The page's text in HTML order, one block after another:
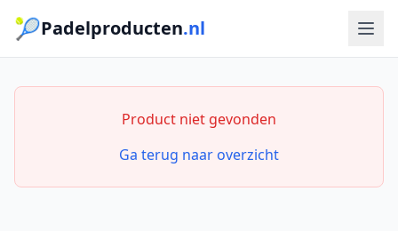
🎾Padelproducten.nl
Product niet gevonden
Ga terug naar overzicht